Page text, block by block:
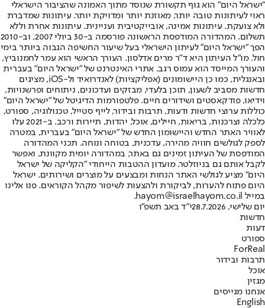
"ישראל היום" הוא גוף תקשורת שנוסד מתוך האמונה שהציבור הישראלי
ראוי לעיתונות טובה יותר, מאוזנת יותר ומדויקת יותר. עיתונות שמדברת
ולא צועקת. עיתונות אמינה, אובייקטיבית ועניינית. עיתונות אחרת וללא
תשלום. המהדורה המודפסת הראשונה פורסמה ב-30 ביולי 2007, וב-2010
הפך "ישראל היום" לעיתון הישראלי בעל שיעור החשיפה הגבוה ביותר בימי
חול. מו"ל העיתון היא ד"ר מרים אדלסון. העורך הראשי הוא עמר לחמנוביץ,
והעורך המייסד הוא עמוס רגב. אתרי האינטרנט של "ישראל היום" בעברית
ובאנגלית, כמו כן היישומונים (אפליקציות) לאנדרואיד ול-iOS, מציגים
חדשות מסביב לשעון, תוכן בלעדי, מבזקים ועדכונים, ניתוחים ופרשנויות,
וידיאו, פודקאסטים ושידורים חיים. פלטפורמות הדיגיטל של "ישראל היום"
כוללות ערוצי חדשות ודעות, תרבות ובידור, לייף סטייל, טכנולוגיה, ספורט,
כלכלה וצרכנות, בריאות, חיילים, אוכל, יהדות, תיירות ורכב. ב-2021 עלו
לאוויר האתר החדש והיישומון החדש של "ישראל היום" בעברית, במטרה
לספק לגולשים חוויה מהירה, עדכנית, בטוחה ונוחה. תכני המהדורה
המודפסת של העיתון זמינים גם באתר, במהדורה יומית מקוונת, ואפשר
לקבל אותם גם בניוזלטר. מועדון ההטבות הייחודי "הקליקה של ישראל
היום" מציע לגולשי האתר הנחות ומבצעים על מוצרים ושירותים. ישראל
היום פתוח להערות, לביקורת ולהצעות לשיפור מקהל הקוראים. פנו אלינו
במייל hayom@israelhayom.co.il.
יום שלישי, 28.7.2026
י"ד באב תשפ"ו
חדשות
דעות
ספורט
ForReal
תרבות ובידור
אוכל
מגזין
אנחנו מגייסים
English